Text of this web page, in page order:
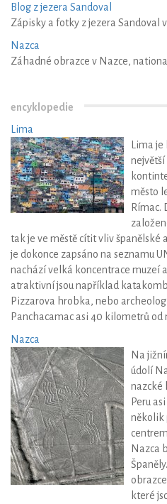
Blog z jezera Sandoval
Zápisky a fotky z jezera Sandoval
Nazca
Záhadné obrazce v Nazce,
encyklopedie
Lima
Lima je
město
Rímac.
tak je ve městě cítit vliv španělské
je dokonce zapsáno na seznamu
nachází velká koncentrace muzeí
atraktivní jsou například
Pizzarova hrobka, nebo
Panchacamac asi 40 kilometrů od
Nazca
Na
údolí
nazcké
Peru
několik
Nazca
které